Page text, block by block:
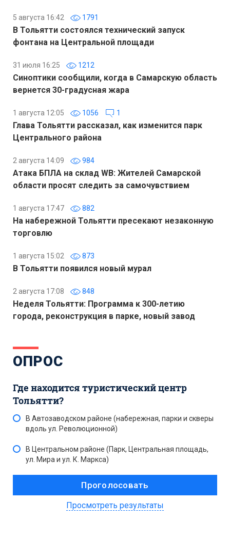
5 августа 16:42 1791
В Тольятти состоялся технический запуск
фонтана на Центральной площади
31 июля 16:25 1212
Синоптики сообщили, когда в Самарскую область
вернется 30-градусная жара
1 августа 12:05 1056 1
Глава Тольятти рассказал, как изменится парк
Центрального района
2 августа 14:09 984
Атака БПЛА на склад WB: Жителей Самарской
области просят следить за самочувствием
1 августа 17:47 882
На набережной Тольятти пресекают незаконную
торговлю
1 августа 15:02 873
В Тольятти появился новый мурал
2 августа 17:08 848
Неделя Тольятти: Программа к 300-летию
города, реконструкция в парке, новый завод
ОПРОС
Где находится туристический центр
Тольятти?
В Автозаводском районе (набережная, парки и скверы
вдоль ул. Революционной)
В Центральном районе (Парк, Центральная площадь,
ул. Мира и ул. К. Маркса)
Просмотреть результаты